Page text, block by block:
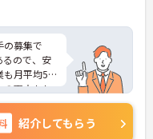
の募集で
ので、安
も月平均5
の両立もし
のポイン
くださ
紹介してもらう